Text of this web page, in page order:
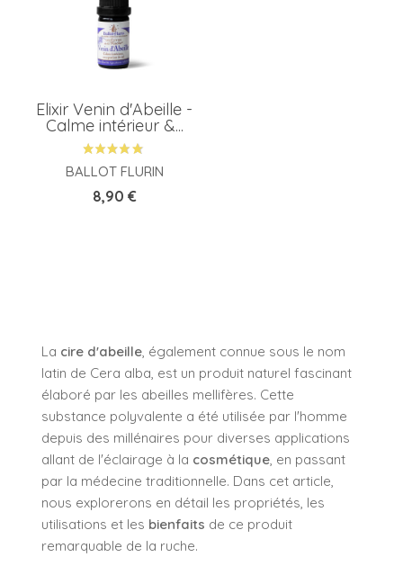
Elixir Venin d'Abeille -
Calme intérieur &...
BALLOT FLURIN
Prix
8,90 €
La cire d'abeille, également connue sous le nom
latin de Cera alba, est un produit naturel fascinant
élaboré par les abeilles mellifères. Cette
substance polyvalente a été utilisée par l'homme
depuis des millénaires pour diverses applications
allant de l'éclairage à la cosmétique, en passant
par la médecine traditionnelle. Dans cet article,
nous explorerons en détail les propriétés, les
utilisations et les bienfaits de ce produit
remarquable de la ruche.